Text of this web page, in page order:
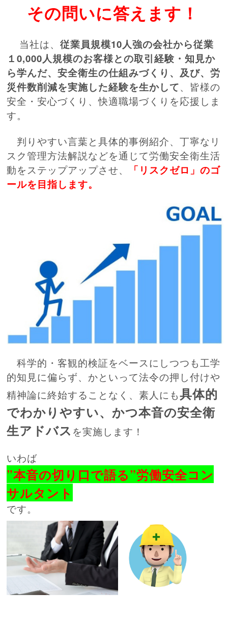
その問いに答えます！
当社は、従業員規模10人強の会社から従業
１0,000人規模のお客様との取引経験・知見か
ら学んだ、安全衛生の仕組みづくり、及び、労
災件数削減を実施した経験を生かして、皆様の
安全・安心づくり、快適職場づくりを応援しま
す。
判りやすい言葉と具体的事例紹介、丁寧なリ
スク管理方法解説などを通じて労働安全衛生活
動をステップアップさせ、
「リスクゼロ」のゴ
ールを目指します。
科学的・客観的検証をベースにしつつも工学
的知見に偏らず、かといって法令の押し付けや
精神論に終始することなく、素人にも具体的
でわかりやすい、かつ本音の安全衛
生アドバス を実施します！
いわば
”本音の切り口で語る”労働安全コン
サルタント
です。